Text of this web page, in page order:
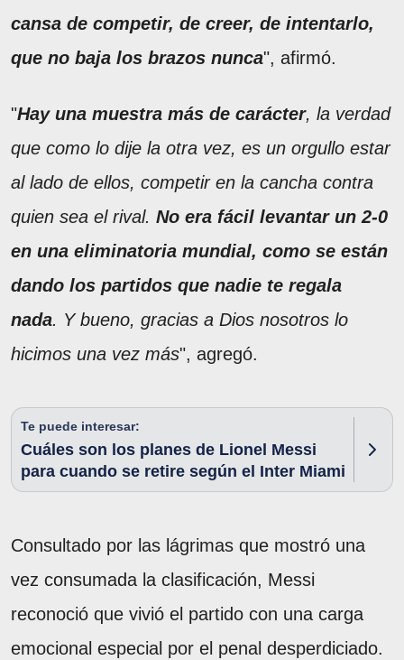
cansa de competir, de creer, de intentarlo,
que no baja los brazos nunca", afirmó.
"Hay una muestra más de carácter, la verdad
que como lo dije la otra vez, es un orgullo estar
al lado de ellos, competir en la cancha contra
quien sea el rival. No era fácil levantar un 2-0
en una eliminatoria mundial, como se están
dando los partidos que nadie te regala
nada. Y bueno, gracias a Dios nosotros lo
hicimos una vez más", agregó.
Te puede interesar:
Cuáles son los planes de Lionel Messi
para cuando se retire según el Inter Miami
Consultado por las lágrimas que mostró una
vez consumada la clasificación, Messi
reconoció que vivió el partido con una carga
emocional especial por el penal desperdiciado.